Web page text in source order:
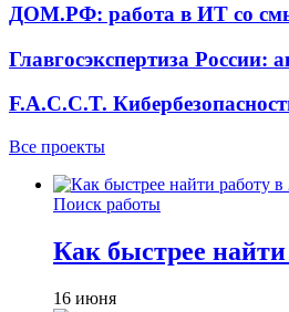
ДОМ.РФ: работа в ИТ со
Главгосэкспертиза
F.A.C.C.T.
Все проекты
Поиск работы
Как быстрее
16 июня